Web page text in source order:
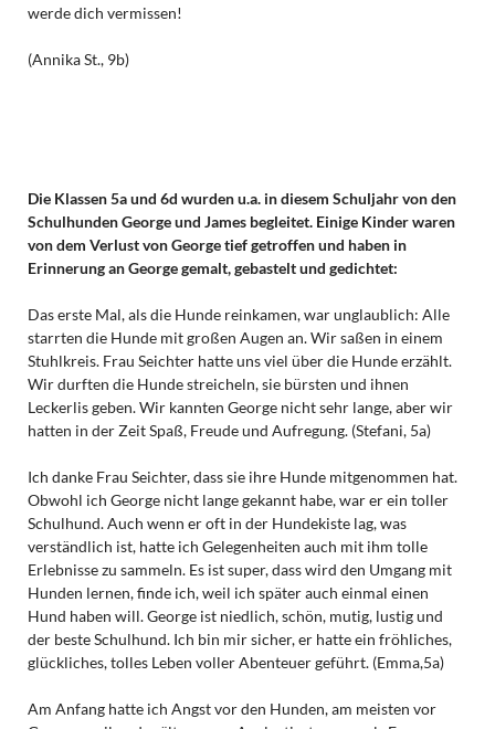
werde dich vermissen!
(Annika St., 9b)
Die Klassen 5a und 6d wurden u.a. in diesem Schuljahr von den
Schulhunden George und James begleitet. Einige Kinder waren
von dem Verlust von George tief getroffen und haben in
Erinnerung an George gemalt, gebastelt und gedichtet:
Das erste Mal, als die Hunde reinkamen, war unglaublich: Alle
starrten die Hunde mit großen Augen an. Wir saßen in einem
Stuhlkreis. Frau Seichter hatte uns viel über die Hunde erzählt.
Wir durften die Hunde streicheln, sie bürsten und ihnen
Leckerlis geben. Wir kannten George nicht sehr lange, aber wir
hatten in der Zeit Spaß, Freude und Aufregung. (Stefani, 5a)
Ich danke Frau Seichter, dass sie ihre Hunde mitgenommen hat.
Obwohl ich George nicht lange gekannt habe, war er ein toller
Schulhund. Auch wenn er oft in der Hundekiste lag, was
verständlich ist, hatte ich Gelegenheiten auch mit ihm tolle
Erlebnisse zu sammeln. Es ist super, dass wird den Umgang mit
Hunden lernen, finde ich, weil ich später auch einmal einen
Hund haben will. George ist niedlich, schön, mutig, lustig und
der beste Schulhund. Ich bin mir sicher, er hatte ein fröhliches,
glückliches, tolles Leben voller Abenteuer geführt. (Emma,5a)
Am Anfang hatte ich Angst vor den Hunden, am meisten vor